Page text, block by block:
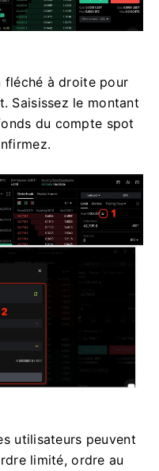
fléché à droite pour
Saisissez le montant
du compte spot
utilisateurs peuvent
limité, ordre au